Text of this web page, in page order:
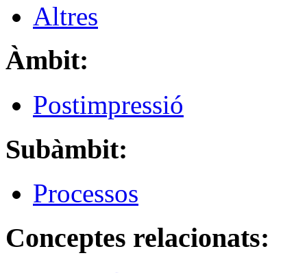
Altres
Àmbit:
Postimpressió
Subàmbit:
Processos
Conceptes relacionats: